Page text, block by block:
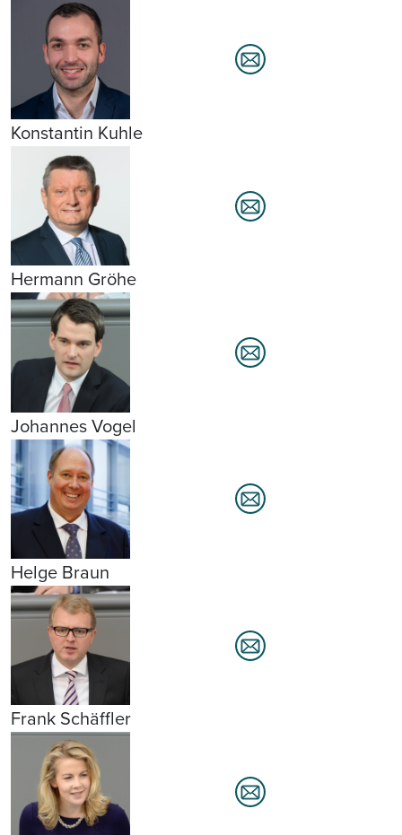
Konstantin Kuhle
Hermann Gröhe
Johannes Vogel
Helge Braun
Frank Schäffler